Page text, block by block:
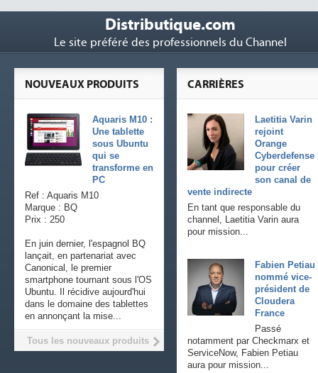
Distributique.com
Le site préféré des professionnels du Channel
CARRIÈRES
Laetitia Varin
rejoint
Orange
Cyberdefense
pour créer
son canal de
vente indirecte
En tant que responsable du
channel, Laetitia Varin aura
pour mission...
Fabien Petiau
nommé vice-
président de
Cloudera
France
Passé
notamment par Checkmarx et
ServiceNow, Fabien Petiau
aura pour mission...
NOUVEAUX PRODUITS
Aquaris M10 :
Une tablette
sous Ubuntu
qui se
transforme en
PC
Ref : Aquaris M10
Marque : BQ
Prix : 250
En juin dernier, l'espagnol BQ
lançait, en partenariat avec
Canonical, le premier
smartphone tournant sous l'OS
Ubuntu. Il récidive aujourd'hui
dans le domaine des tablettes
en annonçant la mise...
Tous les nouveaux produits